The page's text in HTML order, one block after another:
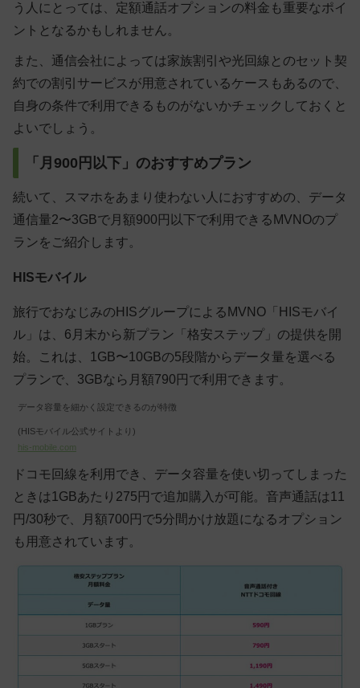
う人にとっては、定額通話オプションの料金も重要なポイ
ントとなるかもしれません。
また、通信会社によっては家族割引や光回線とのセット契
約での割引サービスが用意されているケースもあるので、
自身の条件で利用できるものがないかチェックしておくと
よいでしょう。
「月900円以下」のおすすめプラン
続いて、スマホをあまり使わない人におすすめの、データ
通信量2〜3GBで月額900円以下で利用できるMVNOのプ
ランをご紹介します。
HISモバイル
旅行でおなじみのHISグループによるMVNO「HISモバイ
ル」は、6月末から新プラン「格安ステップ」の提供を開
始。これは、1GB〜10GBの5段階からデータ量を選べる
プランで、3GBなら月額790円で利用できます。
データ容量を細かく設定できるのが特徴
(HISモバイル公式サイトより)
his-mobile.com
ドコモ回線を利用でき、データ容量を使い切ってしまった
ときは1GBあたり275円で追加購入が可能。音声通話は11
円/30秒で、月額700円で5分間かけ放題になるオプション
も用意されています。